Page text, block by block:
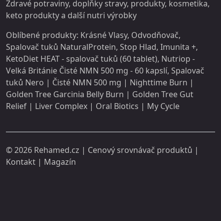
Zdravé potraviny, doplňky stravy, produkty, kosmetika,
keto produkty a další nutri výrobky
Oblíbené produkty: Krásné Vlasy, Odvodňovač,
Spalovač tuků NaturalProtein, Stop Hlad, Imunita +,
KetoDiet HEAT - spalovač tuků (60 tablet), Nutriop -
Velká Británie Čisté NMN 500 mg - 60 kapslí, Spalovač
tuků Nero | Čisté NMN 500 mg | Nighttime Burn |
Golden Tree Garcinia Belly Burn | Golden Tree Gut
Relief | Liver Complex | Oral Biotics | My Cycle
© 2026 Rehamed.cz | Cenový srovnávač produktů |
Kontakt | Magazín